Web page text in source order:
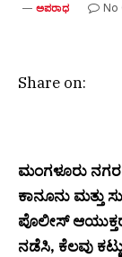
ಅಪರಾಧ No
Share on:
ಮಂಗಳೂರು
ಕಾನೂನು ಮತ್ತು
ಪೊಲೀಸ್
ನಡೆಸಿ, ಕೆಲವು